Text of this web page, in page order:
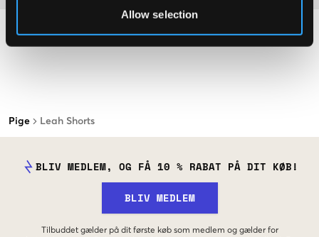
Allow selection
Pige Leah Shorts
BLIV MEDLEM, OG FÅ 10 % RABAT PÅ DIT KØB!
BLIV MEDLEM
Tilbuddet gælder på dit første køb som medlem og gælder for